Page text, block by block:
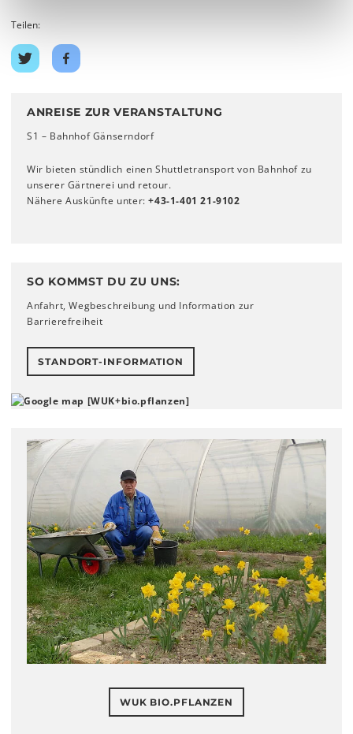
Teilen:
Auf
Twitter
Auf
Facebook
ANREISE ZUR VERANSTALTUNG
S1 – Bahnhof Gänserndorf
Wir bieten stündlich einen Shuttletransport von Bahnhof zu
unserer Gärtnerei und retour.
Nähere Auskünfte unter:+43-1-401 21-9102
SO KOMMST DU ZU UNS:
Anfahrt, Wegbeschreibung und Information zur
Barrierefreiheit
STANDORT-INFORMATION
WUK BIO.PFLANZEN